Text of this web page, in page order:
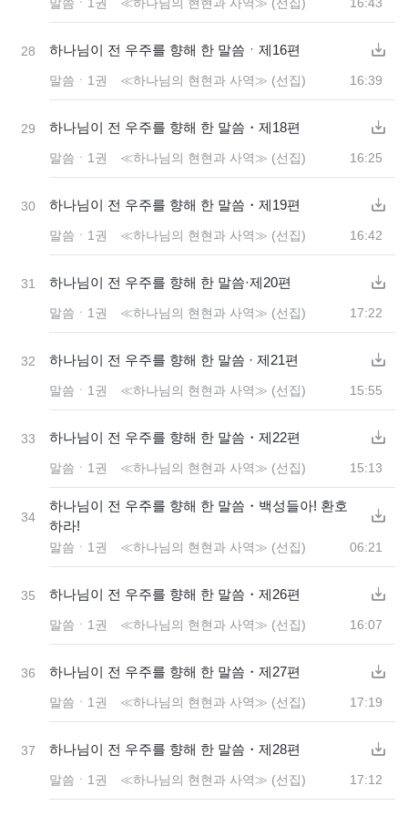
28 하나님이 전 우주를 향해 한 말씀ㆍ제16편
말씀ㆍ1권 ≪하나님의 현현과 사역≫ (선집) 16:39
29 하나님이 전 우주를 향해 한 말씀・제18편
말씀ㆍ1권 ≪하나님의 현현과 사역≫ (선집) 16:25
30 하나님이 전 우주를 향해 한 말씀・제19편
말씀ㆍ1권 ≪하나님의 현현과 사역≫ (선집) 16:42
31 하나님이 전 우주를 향해 한 말씀·제20편
말씀ㆍ1권 ≪하나님의 현현과 사역≫ (선집) 17:22
32 하나님이 전 우주를 향해 한 말씀 · 제21편
말씀ㆍ1권 ≪하나님의 현현과 사역≫ (선집) 15:55
33 하나님이 전 우주를 향해 한 말씀・제22편
말씀ㆍ1권 ≪하나님의 현현과 사역≫ (선집) 15:13
34
하나님이 전 우주를 향해 한 말씀・백성들아! 환호
하라!
말씀ㆍ1권 ≪하나님의 현현과 사역≫ (선집) 06:21
35 하나님이 전 우주를 향해 한 말씀・제26편
말씀ㆍ1권 ≪하나님의 현현과 사역≫ (선집) 16:07
36 하나님이 전 우주를 향해 한 말씀・제27편
말씀ㆍ1권 ≪하나님의 현현과 사역≫ (선집) 17:19
37 하나님이 전 우주를 향해 한 말씀・제28편
말씀ㆍ1권 ≪하나님의 현현과 사역≫ (선집) 17:12